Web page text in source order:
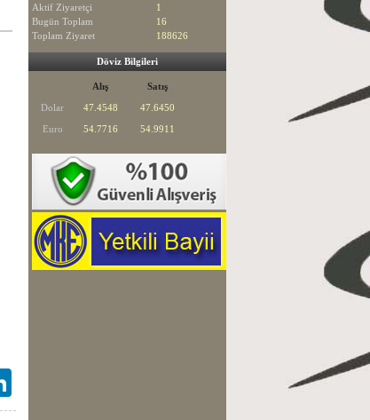
Aktif Ziyaretçi
1
Bugün Toplam
16
Toplam Ziyaret
188626
Döviz Bilgileri
Alış
Satış
Dolar
47.4548
47.6450
Euro
54.7716 54.9911